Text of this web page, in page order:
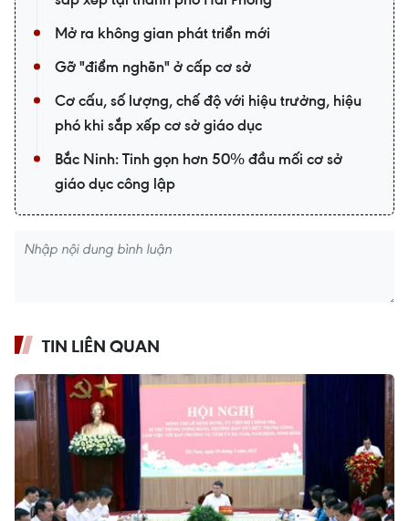
Mở ra không gian phát triển mới
Gỡ "điểm nghẽn" ở cấp cơ sở
Cơ cấu, số lượng, chế độ với hiệu trưởng, hiệu
phó khi sắp xếp cơ sở giáo dục
Bắc Ninh: Tinh gọn hơn 50% đầu mối cơ sở
giáo dục công lập
TIN LIÊN QUAN